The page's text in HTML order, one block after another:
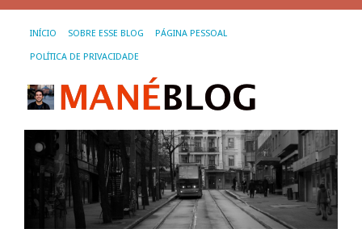
INÍCIO SOBRE ESSE BLOG PÁGINA PESSOAL
POLÍTICA DE PRIVACIDADE